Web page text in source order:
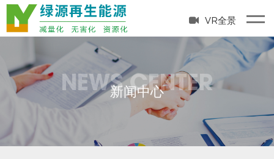
VR全景
NEWS CENTER
新闻中心